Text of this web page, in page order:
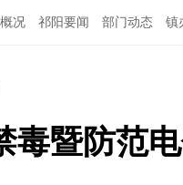
况 祁阳要闻 部门动态 镇
毒暨防范